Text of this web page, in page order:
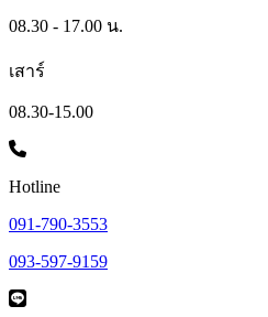
08.30 - 17.00 น.
เสาร์
08.30-15.00
Hotline
091-790-3553
093-597-9159